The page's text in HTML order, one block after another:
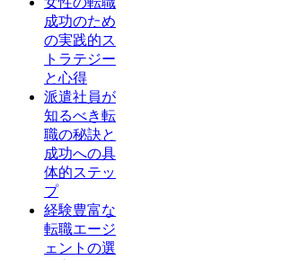
成功のため
の実践的ス
トラテジー
と心得
派遣社員が
知るべき転
職の秘訣と
成功への具
体的ステッ
プ
経験豊富な
転職エージ
ェントの選